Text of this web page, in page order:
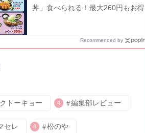
丼」食べられる！最大260円もお得
Recommended by
トーキョー 4 編集部レビュー
セレ 8 松のや